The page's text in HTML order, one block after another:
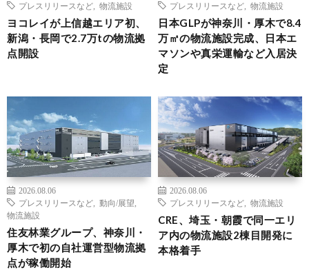
プレスリリースなど
物流施設
ヨコレイが上信越エリア初、
新潟・長岡で2.7万tの物流拠
点開設
プレスリリースなど
物流施設
日本GLPが神奈川・厚木で8.4
万㎡の物流施設完成、日本エ
マソンや真栄運輸など入居決
定
2026.08.06
プレスリリースなど
動向/展望
物流施設
住友林業グループ、神奈川・
厚木で初の自社運営型物流拠
点が稼働開始
2026.08.06
プレスリリースなど
物流施設
CRE、埼玉・朝霞で同一エリ
ア内の物流施設2棟目開発に
本格着手